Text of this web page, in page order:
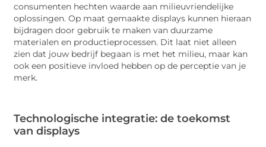
consumenten hechten waarde aan milieuvriendelijke
oplossingen. Op maat gemaakte displays kunnen hieraan
bijdragen door gebruik te maken van duurzame
materialen en productieprocessen. Dit laat niet alleen
zien dat jouw bedrijf begaan is met het milieu, maar kan
ook een positieve invloed hebben op de perceptie van je
merk.
Technologische integratie: de toekomst
van displays